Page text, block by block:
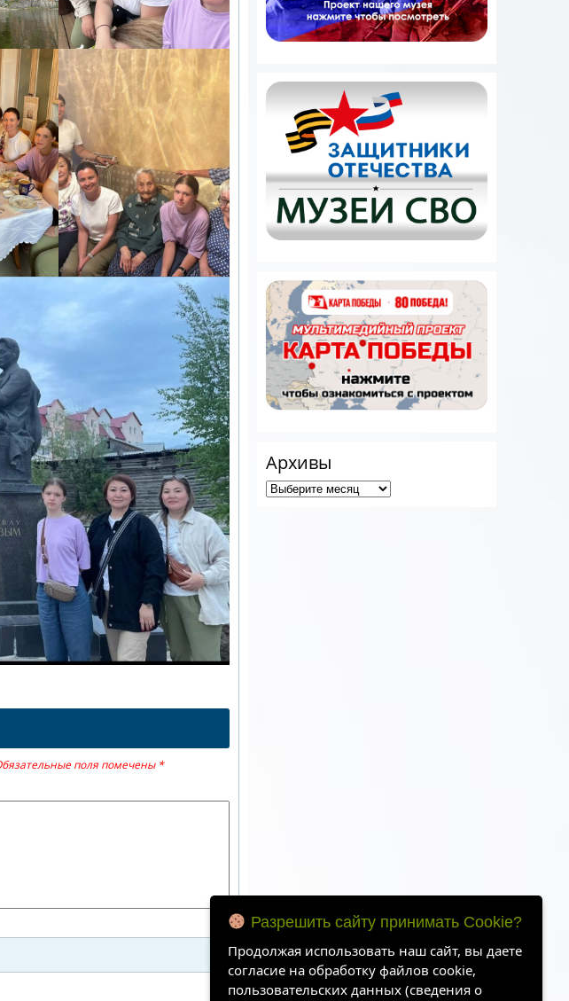
поля помечены *
Архивы
Разрешить сайту принимать Cookie?
Продолжая использовать наш сайт, вы даете
согласие на обработку файлов cookie,
пользовательских данных (сведения о